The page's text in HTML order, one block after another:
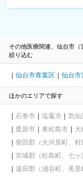
その他医療関連、仙台市
絞り込む
仙台市青葉区 仙台市
ほかのエリアで探す
石巻市 塩竈市 気仙
栗原市
東松島市 大
柴田郡（大河原町、村
宮城郡（松島町、七ヶ
遠田郡（涌谷町、美里